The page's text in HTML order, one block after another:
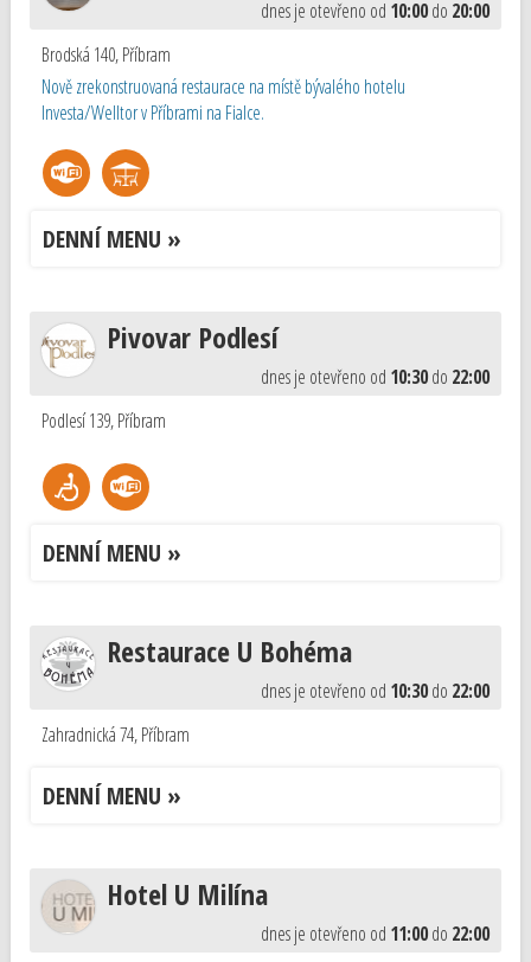
dnes je otevřeno od 10:00do 20:00
Brodská 140,Příbram
Nově zrekonstruovaná restaurace na místě bývalého hotelu
Investa/Welltor v Příbrami na Fialce.
DENNÍ MENU »
Pivovar Podlesí
dnes je otevřeno od 10:30do 22:00
Podlesí 139,Příbram
DENNÍ MENU »
Restaurace U Bohéma
dnes je otevřeno od 10:30do 22:00
Zahradnická 74,Příbram
DENNÍ MENU »
Hotel U Milína
dnes je otevřeno od 11:00do 22:00